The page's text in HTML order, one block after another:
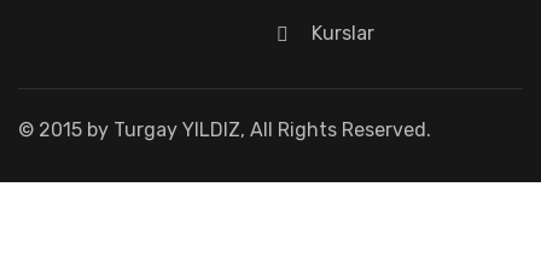
Kurslar
© 2015 by Turgay YILDIZ, All Rights Reserved.